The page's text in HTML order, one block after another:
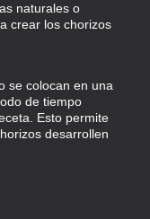
naturales o
crear los chorizos
se colocan en una
de tiempo
Esto permite
desarrollen